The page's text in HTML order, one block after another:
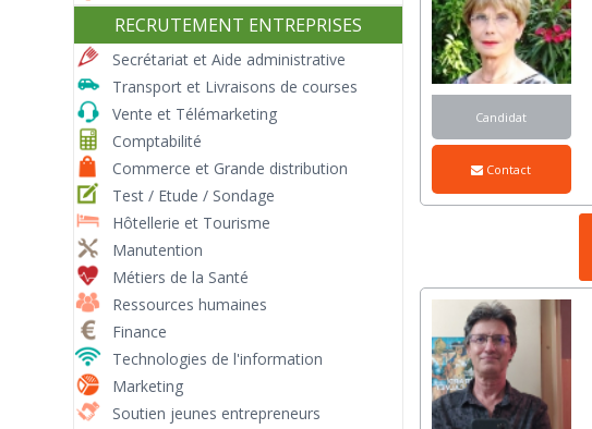
Candidat
Contact
RECRUTEMENT ENTREPRISES
Secrétariat et Aide administrative
Transport et Livraisons de courses
Vente et Télémarketing
Comptabilité
Commerce et Grande distribution
Test / Etude / Sondage
Hôtellerie et Tourisme
Manutention
Métiers de la Santé
Ressources humaines
Finance
Technologies de l'information
Marketing
Soutien jeunes entrepreneurs